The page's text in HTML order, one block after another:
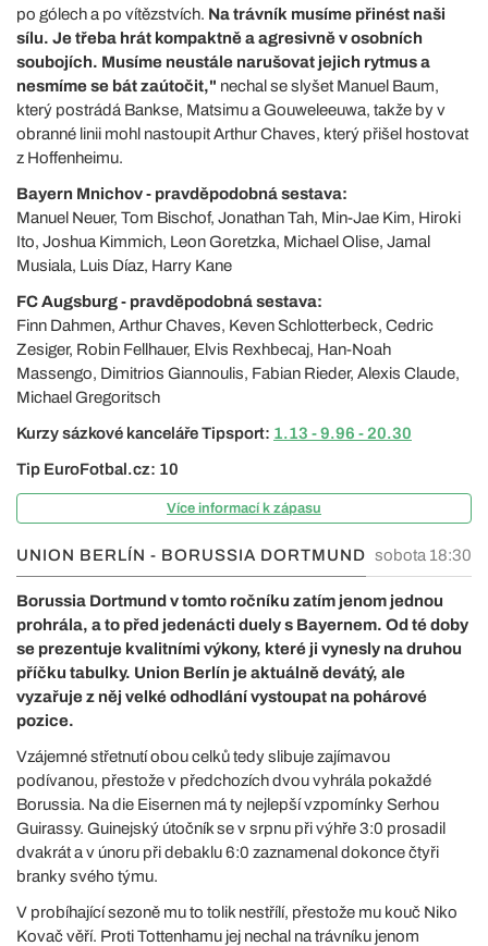
po gólech a po vítězstvích. Na trávník musíme přinést naši
sílu. Je třeba hrát kompaktně a agresivně v osobních
soubojích. Musíme neustále narušovat jejich rytmus a
nesmíme se bát zaútočit," nechal se slyšet Manuel Baum,
který postrádá Bankse, Matsimu a Gouweleeuwa, takže by v
obranné linii mohl nastoupit Arthur Chaves, který přišel hostovat
z Hoffenheimu.
Bayern Mnichov - pravděpodobná sestava:
Manuel Neuer, Tom Bischof, Jonathan Tah, Min-Jae Kim, Hiroki
Ito, Joshua Kimmich, Leon Goretzka, Michael Olise, Jamal
Musiala, Luis Díaz, Harry Kane
FC Augsburg - pravděpodobná sestava:
Finn Dahmen, Arthur Chaves, Keven Schlotterbeck, Cedric
Zesiger, Robin Fellhauer, Elvis Rexhbecaj, Han-Noah
Massengo, Dimitrios Giannoulis, Fabian Rieder, Alexis Claude,
Michael Gregoritsch
Kurzy sázkové kanceláře Tipsport: 1.13 - 9.96 - 20.30
Tip EuroFotbal.cz: 10
Více informací k zápasu
UNION BERLÍN - BORUSSIA DORTMUND sobota 18:30
Borussia Dortmund v tomto ročníku zatím jenom jednou
prohrála, a to před jedenácti duely s Bayernem. Od té doby
se prezentuje kvalitními výkony, které ji vynesly na druhou
příčku tabulky. Union Berlín je aktuálně devátý, ale
vyzařuje z něj velké odhodlání vystoupat na pohárové
pozice.
Vzájemné střetnutí obou celků tedy slibuje zajímavou
podívanou, přestože v předchozích dvou vyhrála pokaždé
Borussia. Na die Eisernen má ty nejlepší vzpomínky Serhou
Guirassy. Guinejský útočník se v srpnu při výhře 3:0 prosadil
dvakrát a v únoru při debaklu 6:0 zaznamenal dokonce čtyři
branky svého týmu.
V probíhající sezoně mu to tolik nestřílí, přestože mu kouč Niko
Kovač věří. Proti Tottenhamu jej nechal na trávníku jenom